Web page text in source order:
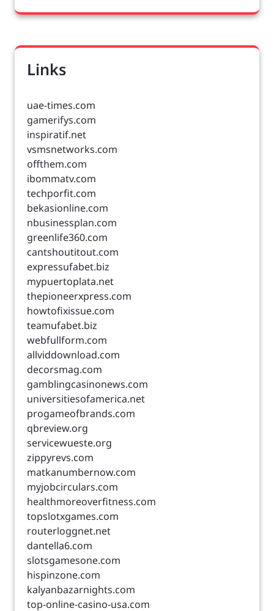
Links
uae-times.com
gamerifys.com
inspiratif.net
vsmsnetworks.com
offthem.com
ibommatv.com
techporfit.com
bekasionline.com
nbusinessplan.com
greenlife360.com
cantshoutitout.com
expressufabet.biz
mypuertoplata.net
thepioneerxpress.com
howtofixissue.com
teamufabet.biz
webfullform.com
allviddownload.com
decorsmag.com
gamblingcasinonews.com
universitiesofamerica.net
progameofbrands.com
qbreview.org
servicewueste.org
zippyrevs.com
matkanumbernow.com
myjobcirculars.com
healthmoreoverfitness.com
topslotxgames.com
routerloggnet.net
dantella6.com
slotsgamesone.com
hispinzone.com
kalyanbazarnights.com
top-online-casino-usa.com